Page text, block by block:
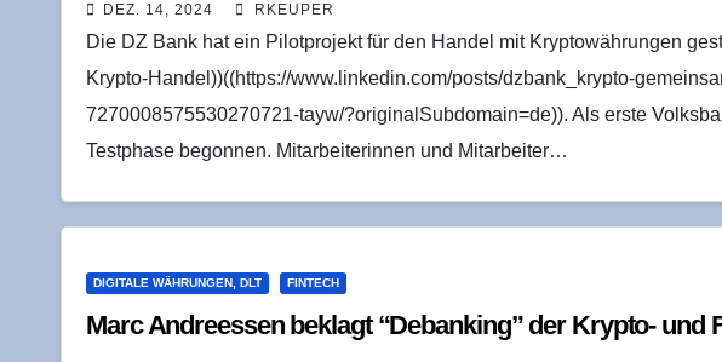
DEZ. 14, 2024 RKEUPER
Die DZ Bank hat ein Pilotprojekt für den Handel mit Kryptowährungen
Krypto-Handel))((https://www.linkedin.com/posts/dzbank_krypto-
7270008575530270721-tayw/?originalSubdomain=de)). Als erste
Testphase begonnen. Mitarbeiterinnen und Mitarbeiter…
DIGITALE WÄHRUNGEN, DLT FINTECH
Marc And­re­es­sen beklagt “Deban­king” der Kryp­to- und